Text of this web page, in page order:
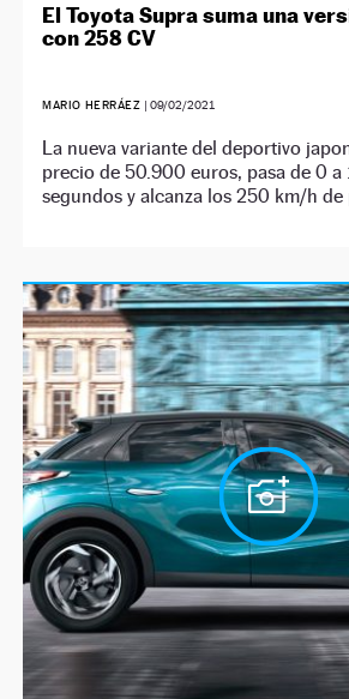
El Toyota Supra suma una
con 258 CV
MARIO HERRÁEZ | 09/02/2021
La nueva variante del deportivo
precio de 50.900 euros, pasa de 0
segundos y alcanza los 250 km/h de